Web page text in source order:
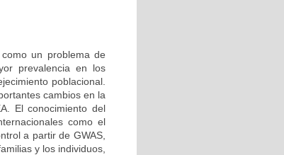
un problema de
prevalencia en los
poblacional.
cambios en la
El conocimiento del
como el
a partir de GWAS,
y los individuos,